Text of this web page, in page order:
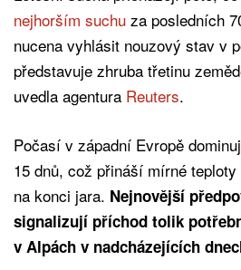
nejhorším suchu za posledních
nucena vyhlásit nouzový stav v
představuje zhruba třetinu
uvedla agentura Reuters.
Počasí v západní Evropě
15 dnů, což přináší mírné
na konci jara. Nejnovější
signalizují příchod tolik
v Alpách v nadcházejících